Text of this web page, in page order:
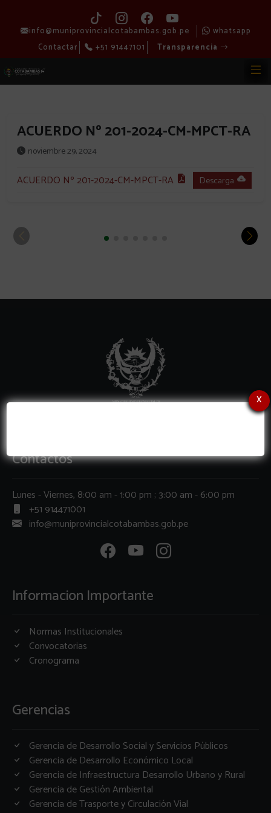
info@muniprovincialcotabambas.gob.pe
whatsapp
Contactar
+51 91447101 Transparencia
ACUERDO Nº 201-2024-CM-MPCT-RA
noviembre 29, 2024
ACUERDO Nº 201-2024-CM-MPCT-RA Descarga
x
Contactos
Lunes - Viernes, 8:00 am - 1:00 pm ; 3:00 am - 6:00 pm
+51 914471001
info@muniprovincialcotabambas.gob.pe
Informacion Importante
Normas Institucionales
Convocatorias
Cronograma
Gerencias
Gerencia de Desarrollo Social y Servicios Públicos
Gerencia de Desarrollo Económico Local
Gerencia de Infraestructura Desarrollo Urbano y Rural
Gerencia de Gestión Ambiental
Gerencia de Trasporte y Circulación Vial